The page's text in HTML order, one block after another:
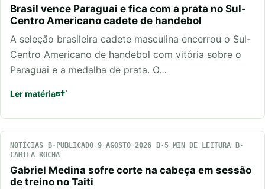
Brasil vence Paraguai e fica com a prata no Sul-
Centro Americano cadete de handebol
A seleção brasileira cadete masculina encerrou o Sul-
Centro Americano de handebol com vitória sobre o
Paraguai e a medalha de prata. O…
Ler matéria
NOTÍCIAS PUBLICADO 9 AGOSTO 2026
5 MIN DE LEITURA
CAMILA ROCHA
Gabriel Medina sofre corte na cabeça em sessão
de treino no Taiti